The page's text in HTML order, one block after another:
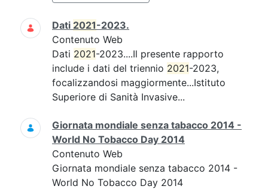
Dati 2021-2023.
Contenuto Web
Dati 2021-2023....Il presente rapporto
include i dati del triennio 2021-2023,
focalizzandosi maggiormente...Istituto
Superiore di Sanità Invasive...
Giornata mondiale senza tabacco 2014 -
World No Tobacco Day 2014
Contenuto Web
Giornata mondiale senza tabacco 2014 -
World No Tobacco Day 2014